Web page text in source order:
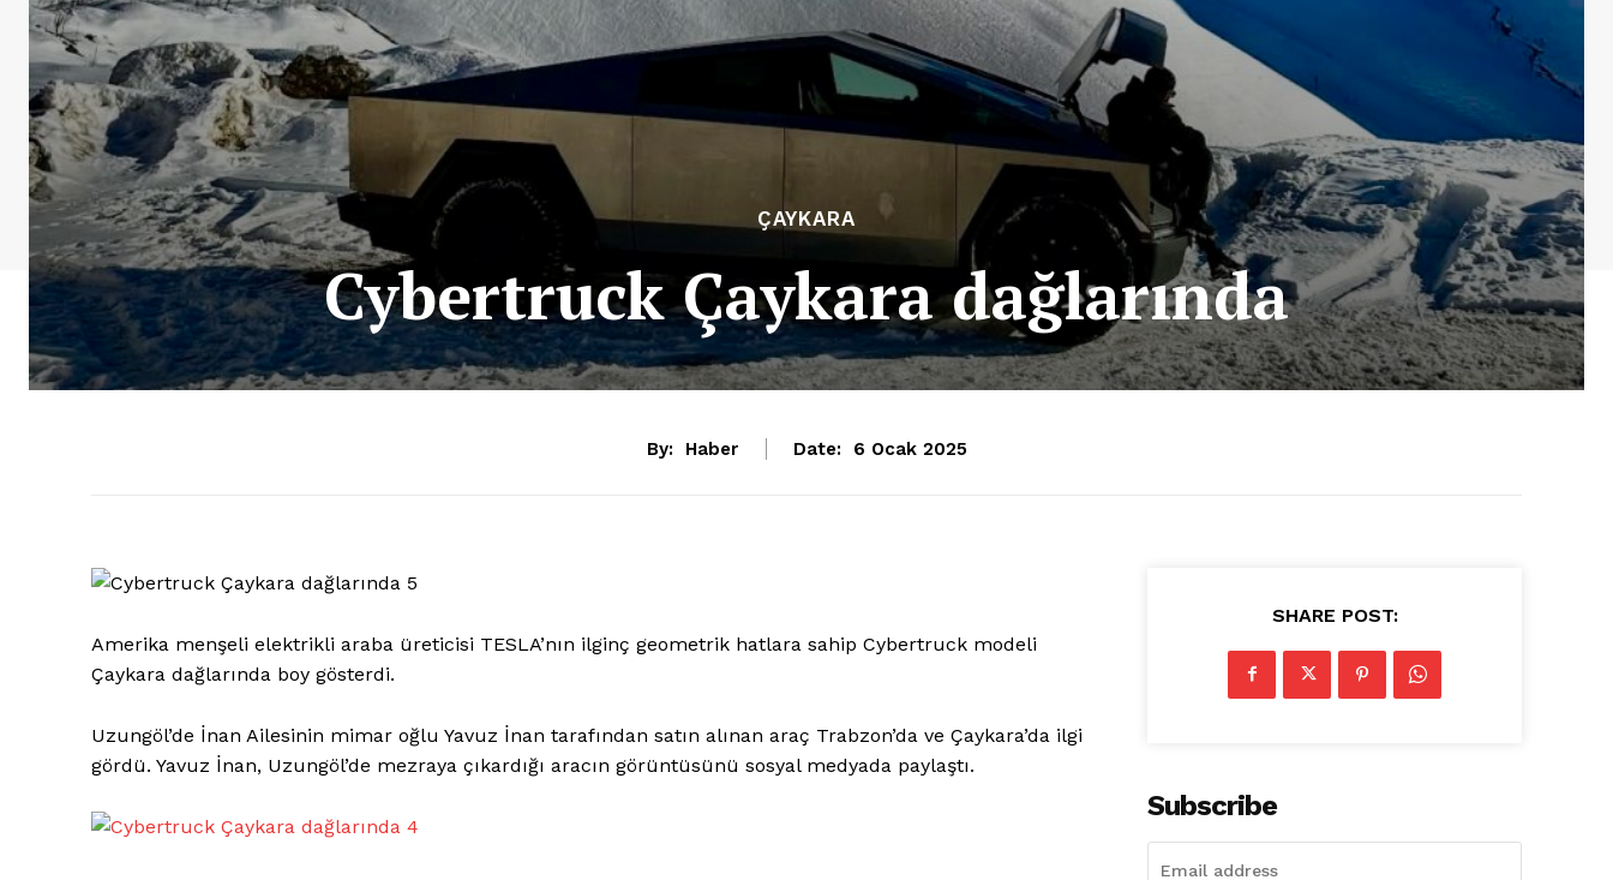
ÇAYKARA
Cybertruck Çaykara dağlarında
By: Haber Date: 6 Ocak 2025
Amerika menşeli elektrikli araba üreticisi TESLA’nın ilginç geometrik hatlara sahip Cybertruck modeli
Çaykara dağlarında boy gösterdi.
Uzungöl’de İnan Ailesinin mimar oğlu Yavuz İnan tarafından satın alınan araç Trabzon’da ve Çaykara’da ilgi
gördü. Yavuz İnan, Uzungöl’de mezraya çıkardığı aracın görüntüsünü sosyal medyada paylaştı.
SHARE POST:
Subscribe